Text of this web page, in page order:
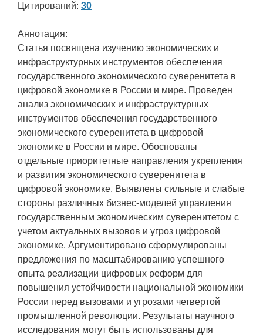
Цитирований: 30
Аннотация:
Статья посвящена изучению экономических и
инфраструктурных инструментов обеспечения
государственного экономического суверенитета в
цифровой экономике в России и мире. Проведен
анализ экономических и инфраструктурных
инструментов обеспечения государственного
экономического суверенитета в цифровой
экономике в России и мире. Обоснованы
отдельные приоритетные направления укрепления
и развития экономического суверенитета в
цифровой экономике. Выявлены сильные и слабые
стороны различных бизнес-моделей управления
государственным экономическим суверенитетом с
учетом актуальных вызовов и угроз цифровой
экономике. Аргументировано сформулированы
предложения по масштабированию успешного
опыта реализации цифровых реформ для
повышения устойчивости национальной экономики
России перед вызовами и угрозами четвертой
промышленной революции. Результаты научного
исследования могут быть использованы для